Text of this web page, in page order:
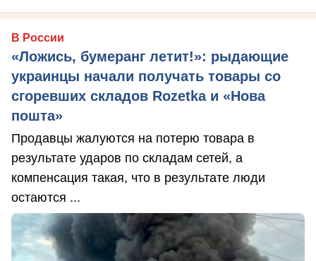
В России
«Ложись, бумеранг летит!»: рыдающие
украинцы начали получать товары со
сгоревших складов Rozetka и «Нова
пошта»
Продавцы жалуются на потерю товара в
результате ударов по складам сетей, а
компенсация такая, что в результате люди
остаются ...